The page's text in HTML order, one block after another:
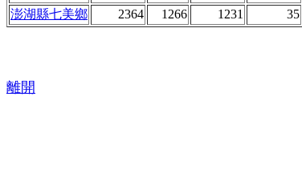
澎湖縣七美鄉
2364 1266 1231 35
離開